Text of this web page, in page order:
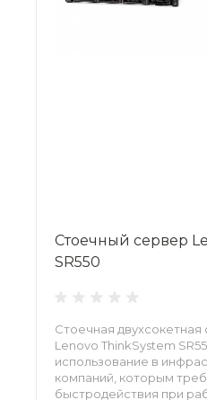
Стоечный сервер
SR550
Стоечная
Lenovo ThinkSystem
использование в
компаний, которым
быстродействия при